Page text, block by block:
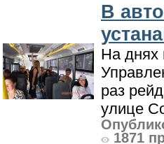
В
На днях
раз
улице
1871